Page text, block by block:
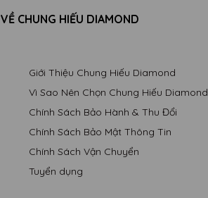
VỀ CHUNG HIẾU DIAMOND
Giới Thiệu Chung Hiếu Diamond
Vì Sao Nên Chọn Chung Hiếu Diamond
Chính Sách Bảo Hành & Thu Đổi
Chính Sách Bảo Mật Thông Tin
Chính Sách Vận Chuyển
Tuyển dụng